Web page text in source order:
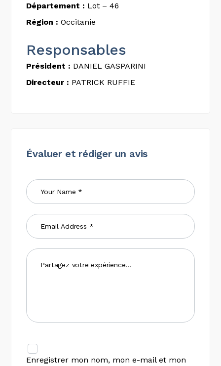
Département : Lot – 46
Région : Occitanie
Responsables
Président : DANIEL GASPARINI
Directeur : PATRICK RUFFIE
Évaluer et rédiger un avis
Enregistrer mon nom, mon e-mail et mon